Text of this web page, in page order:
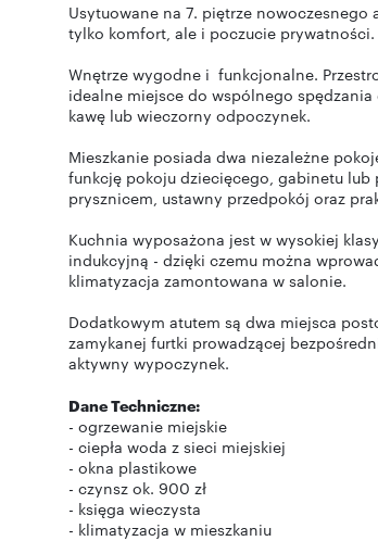
Usytuowane na 7. piętrze
tylko komfort, ale i poczucie prywatności.
Wnętrze wygodne i funkcjonalne.
idealne miejsce do wspólnego
kawę lub wieczorny odpoczynek.
Mieszkanie posiada dwa niezależne
funkcję pokoju dziecięcego, gabinetu lub
prysznicem, ustawny przedpokój oraz
Kuchnia wyposażona jest w wysokiej
indukcyjną - dzięki czemu można
klimatyzacja zamontowana w salonie.
Dodatkowym atutem są dwa miejsca
zamykanej furtki prowadzącej
aktywny wypoczynek.
Dane Techniczne:
- ogrzewanie miejskie
- ciepła woda z sieci miejskiej
- okna plastikowe
- czynsz ok. 900 zł
- księga wieczysta
- klimatyzacja w mieszkaniu